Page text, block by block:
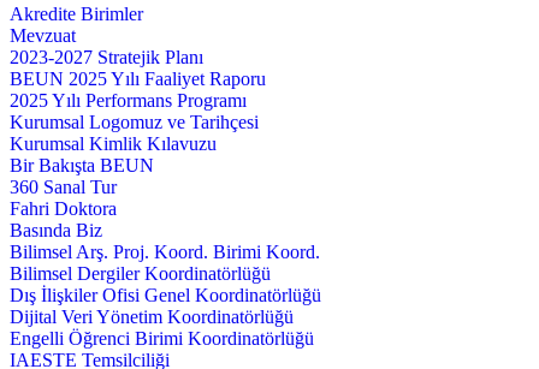
Akredite Birimler
Mevzuat
2023-2027 Stratejik Planı
BEUN 2025 Yılı Faaliyet Raporu
2025 Yılı Performans Programı
Kurumsal Logomuz ve Tarihçesi
Kurumsal Kimlik Kılavuzu
Bir Bakışta BEUN
360 Sanal Tur
Fahri Doktora
Basında Biz
Bilimsel Arş. Proj. Koord. Birimi Koord.
Bilimsel Dergiler Koordinatörlüğü
Dış İlişkiler Ofisi Genel Koordinatörlüğü
Dijital Veri Yönetim Koordinatörlüğü
Engelli Öğrenci Birimi Koordinatörlüğü
IAESTE Temsilciliği